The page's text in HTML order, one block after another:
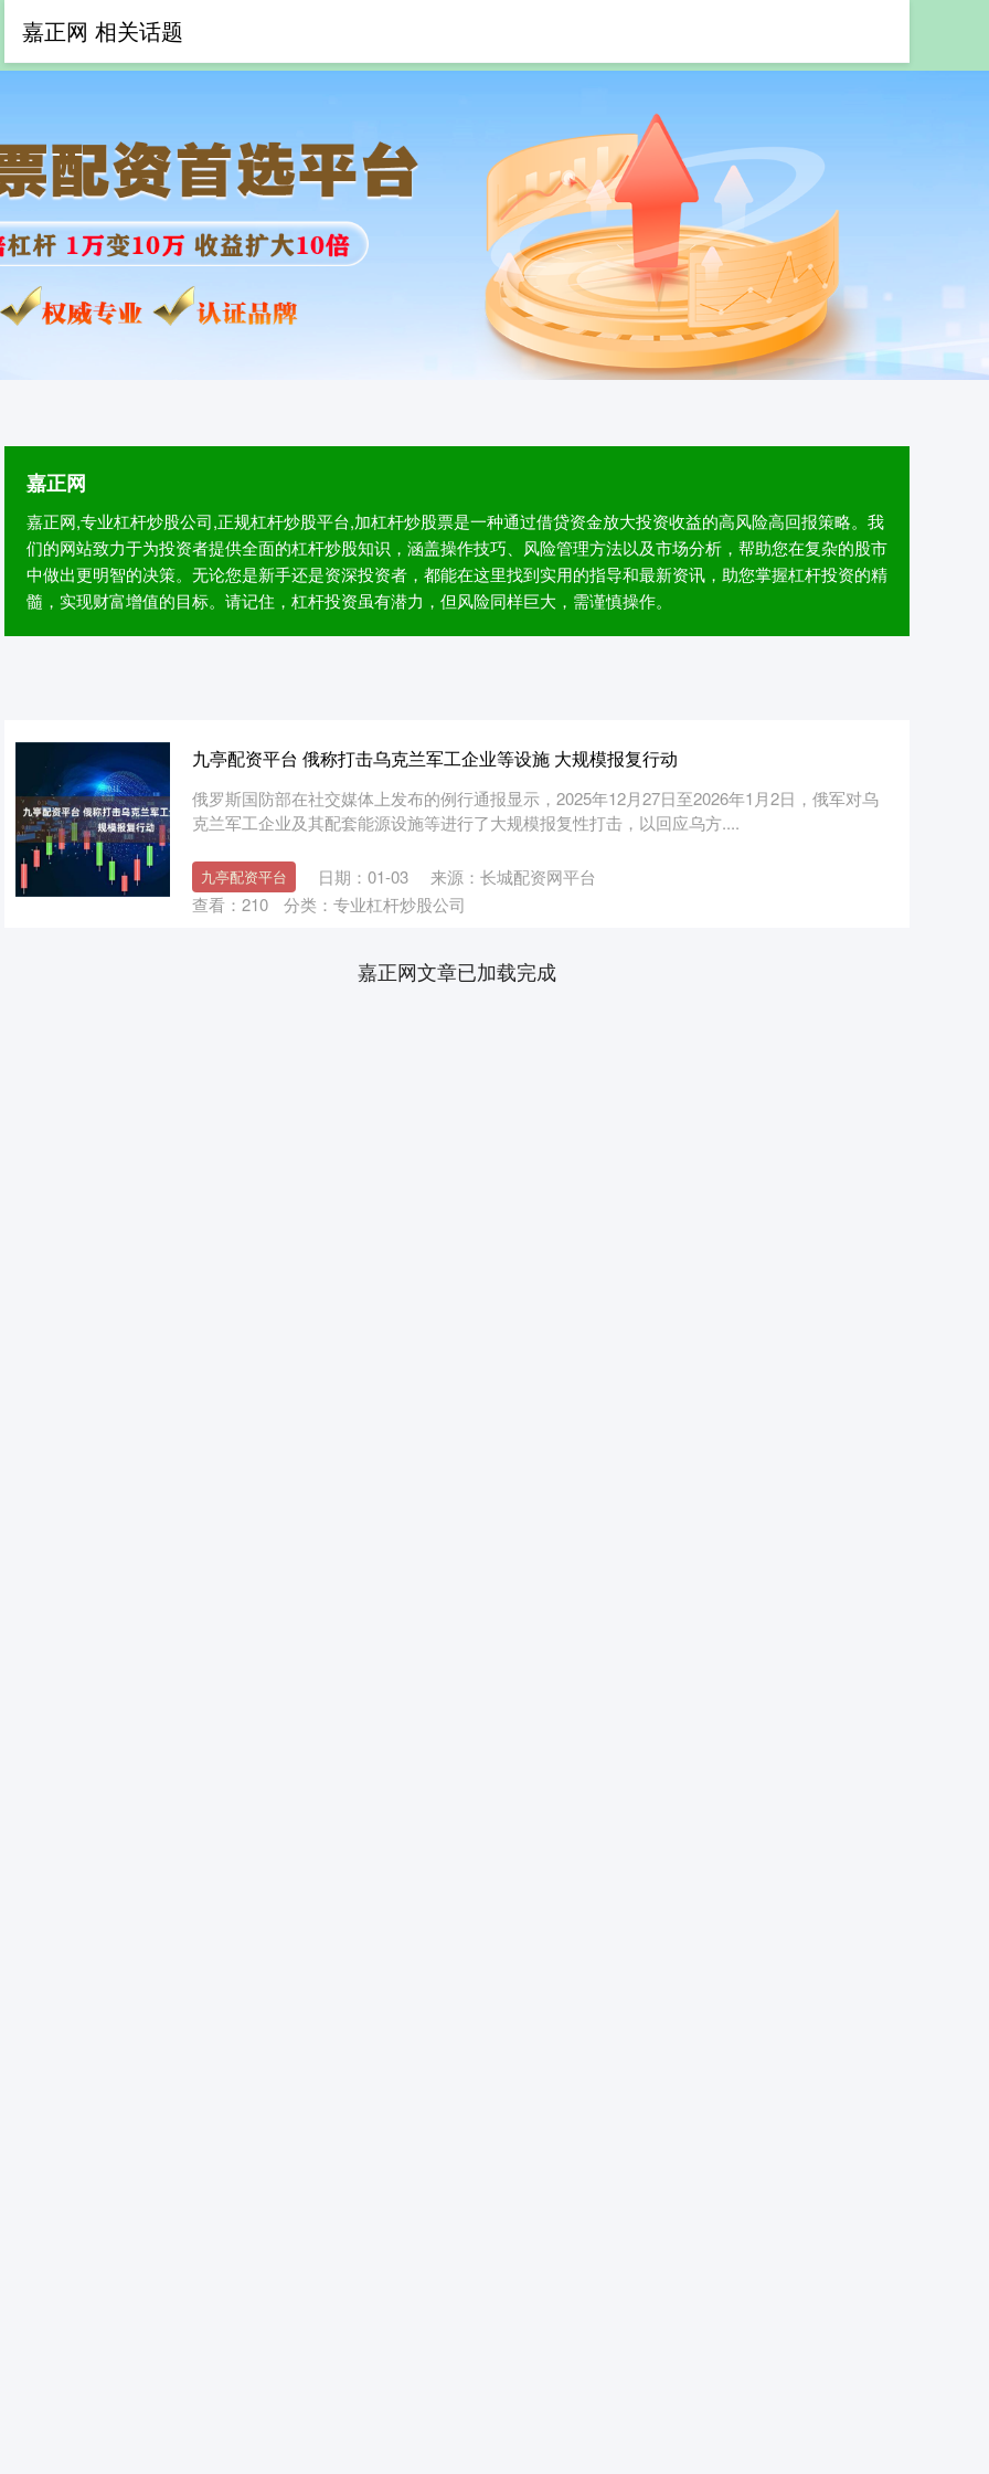
嘉正网 专业杠杆炒股公司
嘉正网
嘉正网,专业杠杆炒股公司,正规杠杆炒股平台,加杠杆炒股票是一种通过借贷资金放大投资收益的高风险高回报策略。我
们的网站致力于为投资者提供全面的杠杆炒股知识，涵盖操作技巧、风险管理方法以及市场分析，帮助您在复杂的股市
中做出更明智的决策。无论您是新手还是资深投资者，都能在这里找到实用的指导和最新资讯，助您掌握杠杆投资的精
髓，实现财富增值的目标。请记住，杠杆投资虽有潜力，但风险同样巨大，需谨慎操作。
嘉正网 相关话题
九亭配资平台 俄称打击乌克兰军工企业等设施 大规模报复行动
俄罗斯国防部在社交媒体上发布的例行通报显示，2025年12月27日至2026年1月2日，俄军对乌
克兰军工企业及其配套能源设施等进行了大规模报复性打击，以回应乌方....
九亭配资平台 日期：01-03
来源：长城配资网平台
查看： 210 分类： 专业杠杆炒股公司
嘉正网文章已加载完成